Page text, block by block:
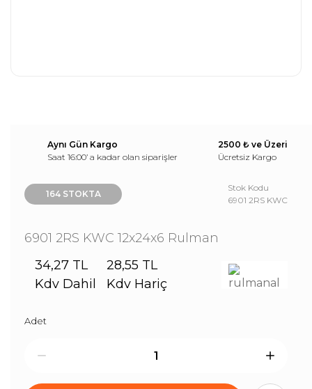
Aynı Gün Kargo
Saat 16:00’ a kadar olan siparişler
2500 ₺ ve Üzeri
Ücretsiz Kargo
164 STOKTA
Stok Kodu
6901 2RS KWC
6901 2RS KWC 12x24x6 Rulman
34,27 TL
Kdv Dahil
28,55 TL
Kdv Hariç
Adet